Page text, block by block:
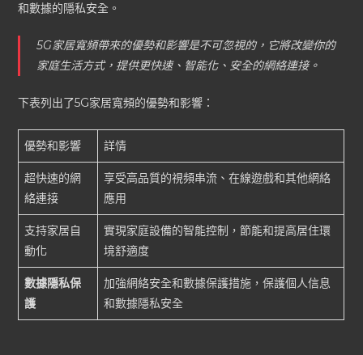
和數據的隱私安全。
5G家居寬頻帶來的優勢和影響是不可忽視的，它將改變你的
家庭生活方式，提供更快速、智能化、安全的網絡連接。
下表列出了5G家居寬頻的優勢和影響：
優勢和影響 詳情
超快速的網
絡連接
享受高品質的視頻串流、在線遊戲和其他網絡
應用
支持家居自
動化
實現家庭設備的智能控制，節能和提高居住環
境舒適度
數據隱私保
護
加強網絡安全和數據保護措施，保護個人信息
和數據隱私安全